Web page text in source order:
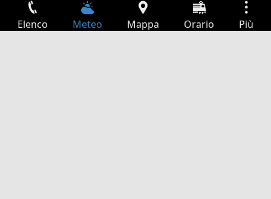
Elenco Meteo Mappa Orario Più